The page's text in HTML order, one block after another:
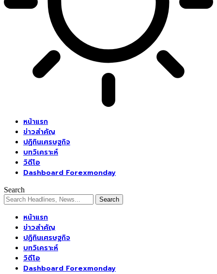
หน้าแรก
ข่าวสำคัญ
ปฏิทินเศรษฐกิจ
บทวิเคราะห์
วิดีโอ
Dashboard Forexmonday
Search
หน้าแรก
ข่าวสำคัญ
ปฏิทินเศรษฐกิจ
บทวิเคราะห์
วิดีโอ
Dashboard Forexmonday